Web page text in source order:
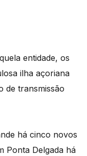
entidade, os
ilha açoriana
de transmissão
há cinco novos
Ponta Delgada há